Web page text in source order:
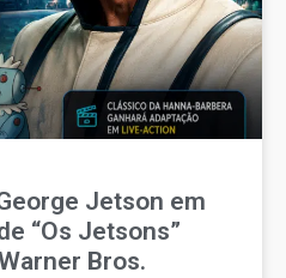
Jetson em
“Os Jetsons”
Bros.